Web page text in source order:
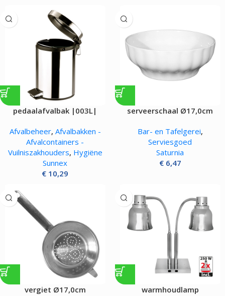
pedaalafvalbak |003L|
Afvalbeheer, Afvalbakken -
Afvalcontainers -
Vuilniszakhouders, Hygiëne
Sunnex
€ 10,29
serveerschaal Ø17,0cm
Bar- en Tafelgerei,
Serviesgoed
Saturnia
€6,47
vergiet Ø17,0cm warmhoudlamp